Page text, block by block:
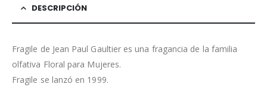
DESCRIPCIÓN
Fragile de Jean Paul Gaultier es una fragancia de la familia
olfativa Floral para Mujeres.
Fragile se lanzó en 1999.